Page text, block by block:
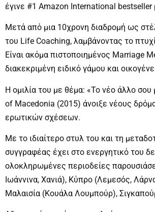
έγινε #1 Amazon International
Μετά από μια 10χρονη διαδρομή ως
του Life Coaching, λαμβάνοντας το
Είναι ακόμα πιστοποιημένος Μarriage
διακεκριμένη ειδικό γάμου και
Η ομιλία του με θέμα: «Το νέο άλλο
of Macedonia (2015) άνοιξε νέους
ερωτικών σχέσεων.
Με το ιδιαίτερο στυλ του και τη
συγγραφέας έχει στο ενεργητικό του
ολοκληρωμένες περιοδείες
Ιωάννινα, Χανιά), Κύπρο (Λεμεσός,
Μαλαισία (Κουάλα Λουμπούρ),